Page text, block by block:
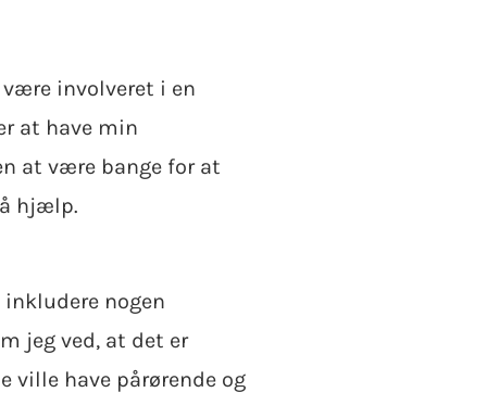
involveret i en
at have min
at være bange for at
hjælp.
nogen
jeg ved, at det er
ville have pårørende og